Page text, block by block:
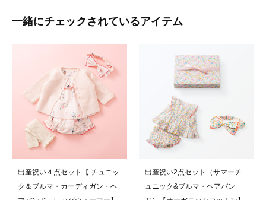
一緒にチェックされているアイテム
出産祝い４点セット【 チュニッ
ク＆ブルマ・カーディガン・ヘ
出産祝い2点セット（サマーチ
ュニック&ブルマ・ヘアバン